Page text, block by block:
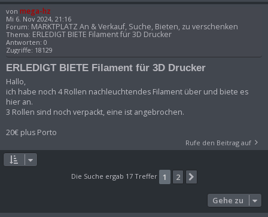
von mega-hz
Mi 6. Nov 2024, 21:16
Forum: MARKTPLATZ An & Verkauf, Suche, Bieten, zu verschenken
Thema: ERLEDIGT BIETE Filament für 3D Drucker
Antworten: 0
Zugriffe: 18129
ERLEDIGT BIETE Filament für 3D Drucker
Hallo,
ich habe noch 4 Rollen nachleuchtendes Filament über und biete es
hier an.
3 Rollen sind noch verpackt, eine ist angebrochen.
20€ plus Porto
Rufe den Beitrag auf
Die Suche ergab 17 Treffer 1 2
Gehe zu